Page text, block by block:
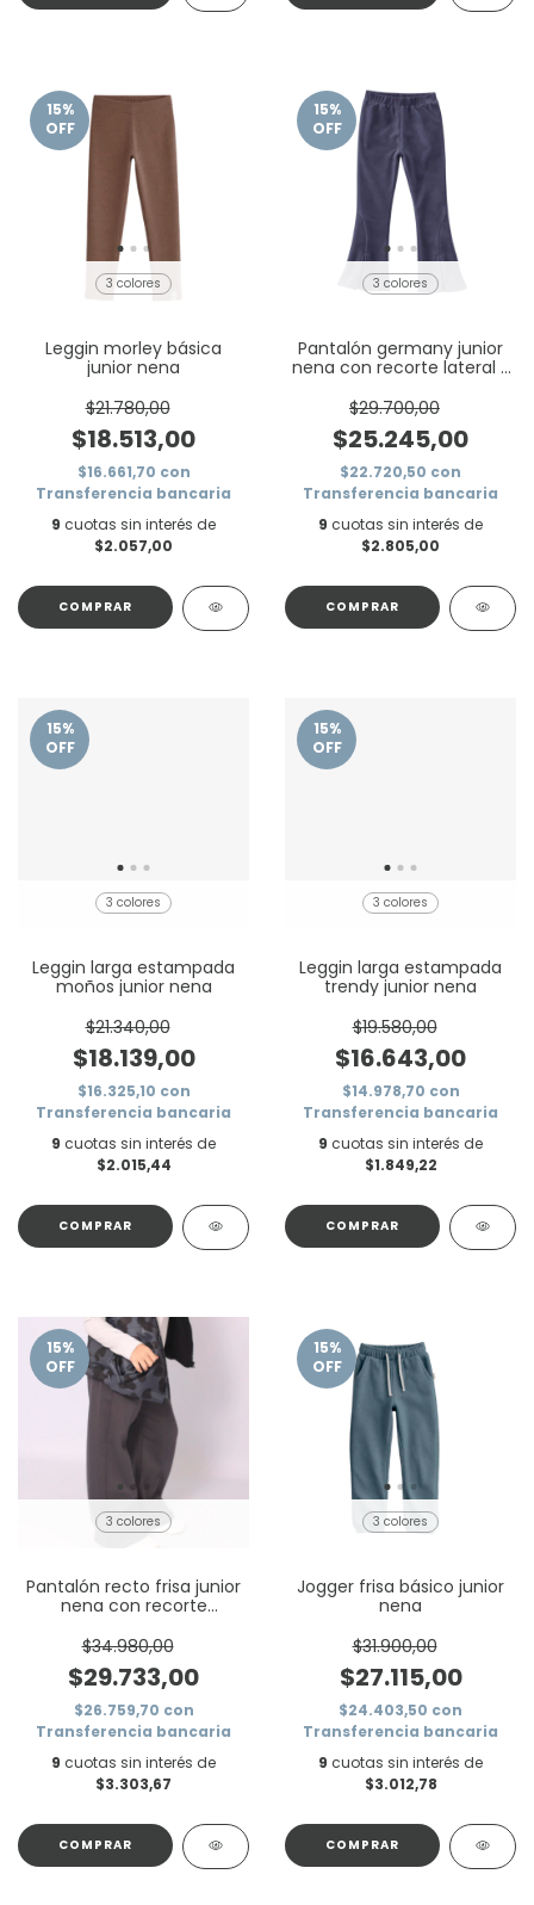
15%
OFF
3 colores
Leggin morley básica
junior nena
$21.780,00
$18.513,00
$16.661,70 con
Transferencia bancaria
9 cuotas sin interés de
$2.057,00
COMPRAR
15%
OFF
3 colores
Pantalón germany junior
nena con recorte lateral y
$29.700,00
$25.245,00
$22.720,50 con
Transferencia bancaria
9 cuotas sin interés de
$2.805,00
COMPRAR
15%
OFF
3 colores
Leggin larga estampada
moños junior nena
$21.340,00
$18.139,00
$16.325,10 con
Transferencia bancaria
9 cuotas sin interés de
$2.015,44
COMPRAR
15%
OFF
3 colores
Leggin larga estampada
trendy junior nena
$19.580,00
$16.643,00
$14.978,70 con
Transferencia bancaria
9 cuotas sin interés de
$1.849,22
COMPRAR
15%
OFF
3 colores
Pantalón recto frisa junior
nena con recorte
$34.980,00
$29.733,00
$26.759,70 con
Transferencia bancaria
9 cuotas sin interés de
$3.303,67
COMPRAR
15%
OFF
3 colores
Jogger frisa básico junior
nena
$31.900,00
$27.115,00
$24.403,50 con
Transferencia bancaria
9 cuotas sin interés de
$3.012,78
COMPRAR